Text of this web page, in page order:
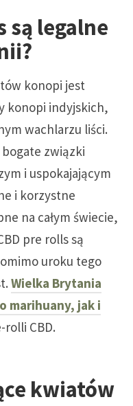
są legalne
konopi jest
konopi indyjskich,
wachlarzu liści.
związki
i uspokajającym
i korzystne
na całym świecie,
pre rolls są
uroku tego
Wielka Brytania
marihuany, jak i
CBD.
kwiatów